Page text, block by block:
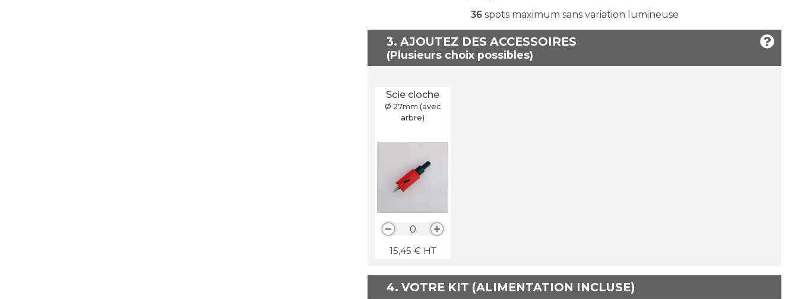
36spots maximum sans variation lumineuse
3. AJOUTEZ DES ACCESSOIRES
Scie cloche
Ø 27mm (avec
arbre)
0
15,45 € HT
4. VOTRE KIT (ALIMENTATION INCLUSE)